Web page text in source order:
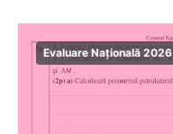
Evaluare Națională 2026